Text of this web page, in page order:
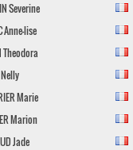
Severine
Anne-lise
Theodora
Nelly
Marie
Marion
Jade